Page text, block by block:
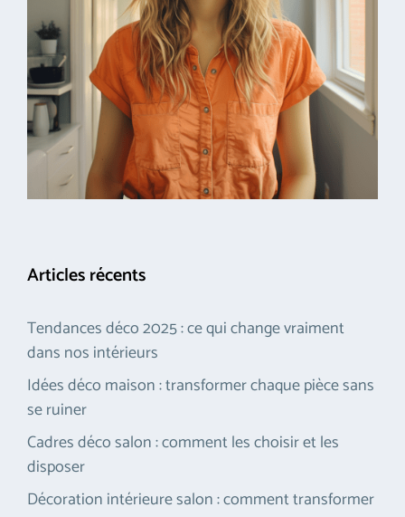
Articles récents
Tendances déco 2025 : ce qui change vraiment
dans nos intérieurs
Idées déco maison : transformer chaque pièce sans
se ruiner
Cadres déco salon : comment les choisir et les
disposer
Décoration intérieure salon : comment transformer